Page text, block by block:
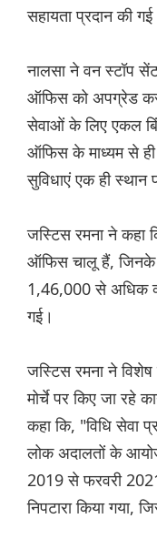
सहायता प्रदान की
नालसा ने वन स्टॉप
ऑफिस को अपग्रेड
सेवाओं के लिए एकल
ऑफिस के माध्यम से
सुविधाएं एक ही
जस्टिस रमना ने कहा
ऑफिस चालू हैं, जिनके
1,46,000 से अधिक
गई।
जस्टिस रमना ने
मोर्चे पर किए जा रहे
कहा कि, "विधि सेवा
लोक अदालतों के
2019 से फरवरी
निपटारा किया